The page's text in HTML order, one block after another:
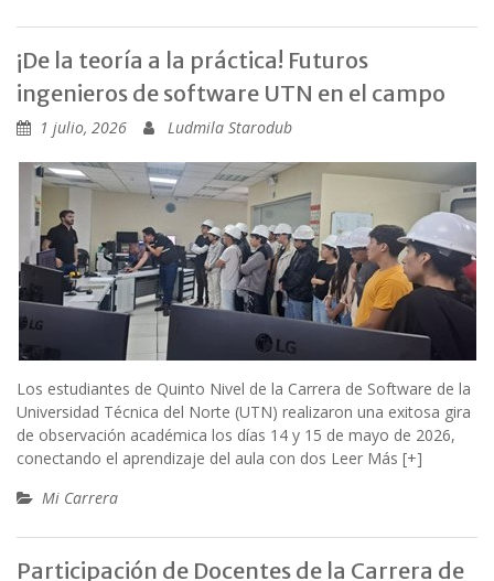
¡De la teoría a la práctica! Futuros
ingenieros de software UTN en el campo
1 julio, 2026 Ludmila Starodub
Los estudiantes de Quinto Nivel de la Carrera de Software de la
Universidad Técnica del Norte (UTN) realizaron una exitosa gira
de observación académica los días 14 y 15 de mayo de 2026,
conectando el aprendizaje del aula con dos Leer Más [+]
Mi Carrera
Participación de Docentes de la Carrera de